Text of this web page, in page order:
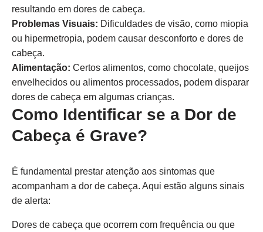
resultando em dores de cabeça.
Problemas Visuais: Dificuldades de visão, como miopia
ou hipermetropia, podem causar desconforto e dores de
cabeça.
Alimentação: Certos alimentos, como chocolate, queijos
envelhecidos ou alimentos processados, podem disparar
dores de cabeça em algumas crianças.
Como Identificar se a Dor de
Cabeça é Grave?
É fundamental prestar atenção aos sintomas que
acompanham a dor de cabeça. Aqui estão alguns sinais
de alerta:
Dores de cabeça que ocorrem com frequência ou que